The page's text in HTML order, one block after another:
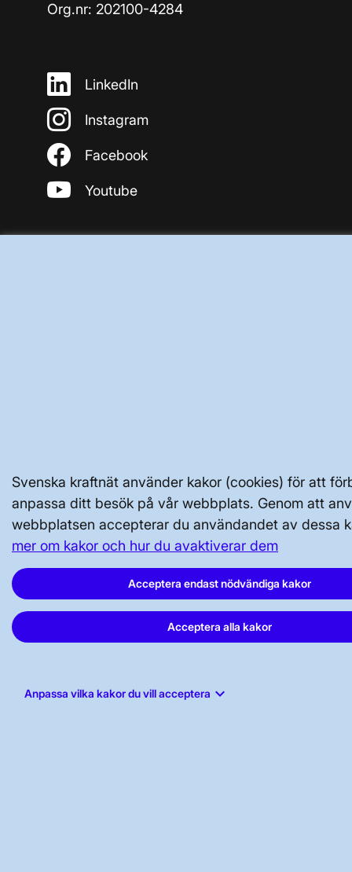
Svenska kraftnät använder kakor (cookies) för att
anpassa ditt besök på vår webbplats. Genom att
webbplatsen accepterar du användandet av dessa
mer om kakor och hur du avaktiverar dem
Acceptera endast nödvändiga kakor
Acceptera alla kakor
Anpassa vilka kakor du vill acceptera keyboard_arrow_down
Org.nr: 202100-4284
LinkedIn
Instagram
Facebook
Youtube